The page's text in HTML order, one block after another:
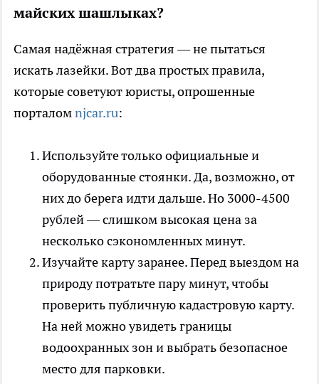
майских шашлыках?
Самая надёжная стратегия — не пытаться
искать лазейки. Вот два простых правила,
которые советуют юристы, опрошенные
порталомnjcar.ru:
Используйте только официальные и
оборудованные стоянки. Да, возможно, от
них до берега идти дальше. Но 3000-4500
рублей — слишком высокая цена за
несколько сэкономленных минут.
Изучайте карту заранее. Перед выездом на
природу потратьте пару минут, чтобы
проверить публичную кадастровую карту.
На ней можно увидеть границы
водоохранных зон и выбрать безопасное
место для парковки.